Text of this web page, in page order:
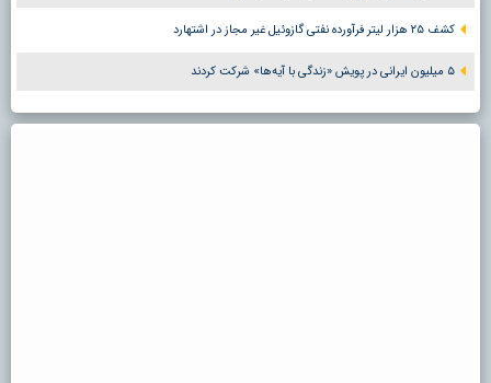
کشف ۲۵ هزار لیتر فرآورده نفتی گازوئیل غیر مجاز در اشتهارد
۵ میلیون ایرانی در پویش «زندگی با آیه‌ها» شرکت کردند